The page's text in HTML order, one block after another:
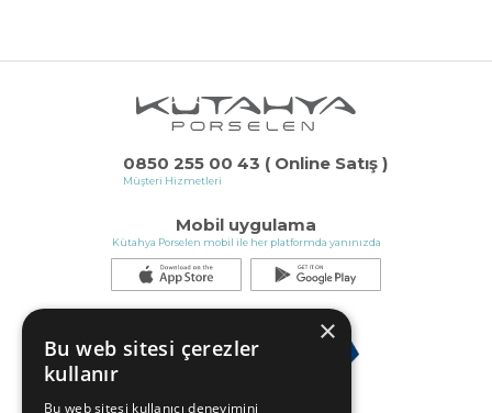
0850 255 00 43 ( Online Satış )
Müşteri Hizmetleri
Mobil uygulama
Kütahya Porselen mobil ile her platformda yanınızda
×
Bu web sitesi çerezler
kullanır
Bu web sitesi kullanıcı deneyimini